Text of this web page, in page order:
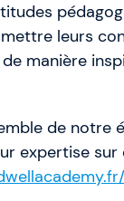
leurs
manière
de notre
expertise sur